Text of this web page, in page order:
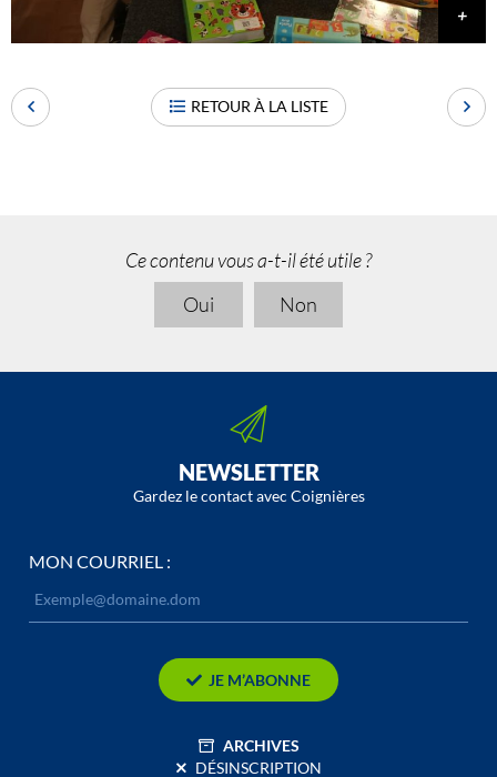
RETOUR À LA LISTE
Ce contenu vous a-t-il été utile ?
Oui
Non
NEWSLETTER
Gardez le contact avec Coignières
MON COURRIEL :
JE M’ABONNE
ARCHIVES
DÉSINSCRIPTION